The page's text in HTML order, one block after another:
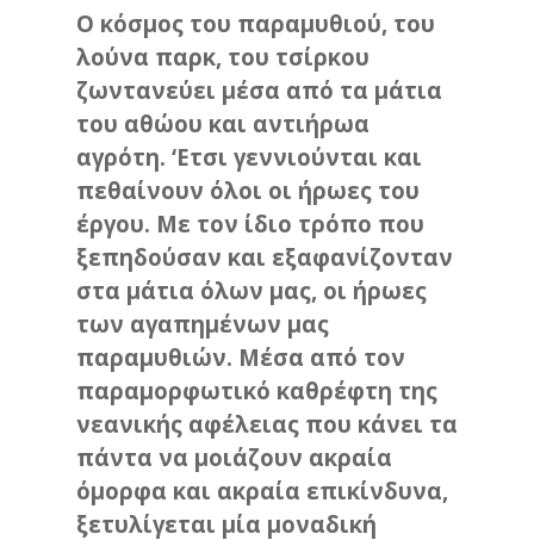
Ο κόσμος του παραμυθιού, του
λούνα παρκ, του τσίρκου
ζωντανεύει μέσα από τα μάτια
του αθώου και αντιήρωα
αγρότη. ‘Ετσι γεννιούνται και
πεθαίνουν όλοι οι ήρωες του
έργου. Με τον ίδιο τρόπο που
ξεπηδούσαν και εξαφανίζονταν
στα μάτια όλων μας, οι ήρωες
των αγαπημένων μας
παραμυθιών. Μέσα από τον
παραμορφωτικό καθρέφτη της
νεανικής αφέλειας που κάνει τα
πάντα να μοιάζουν ακραία
όμορφα και ακραία επικίνδυνα,
ξετυλίγεται μία μοναδική